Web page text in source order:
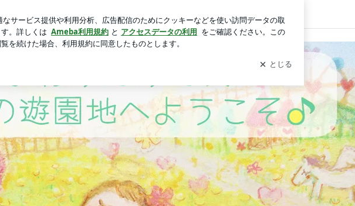
分にとらわれず悩みがふわっと軽くなる♪ふわりんりん☆癒しの遊園地へようこそ♪
有給 ログイン